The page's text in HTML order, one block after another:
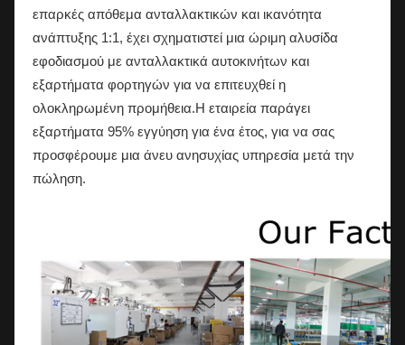
επαρκές απόθεμα ανταλλακτικών και ικανότητα
ανάπτυξης 1:1, έχει σχηματιστεί μια ώριμη αλυσίδα
εφοδιασμού με ανταλλακτικά αυτοκινήτων και
εξαρτήματα φορτηγών για να επιτευχθεί η
ολοκληρωμένη προμήθεια.Η εταιρεία παράγει
εξαρτήματα 95% εγγύηση για ένα έτος, για να σας
προσφέρουμε μια άνευ ανησυχίας υπηρεσία μετά την
πώληση.